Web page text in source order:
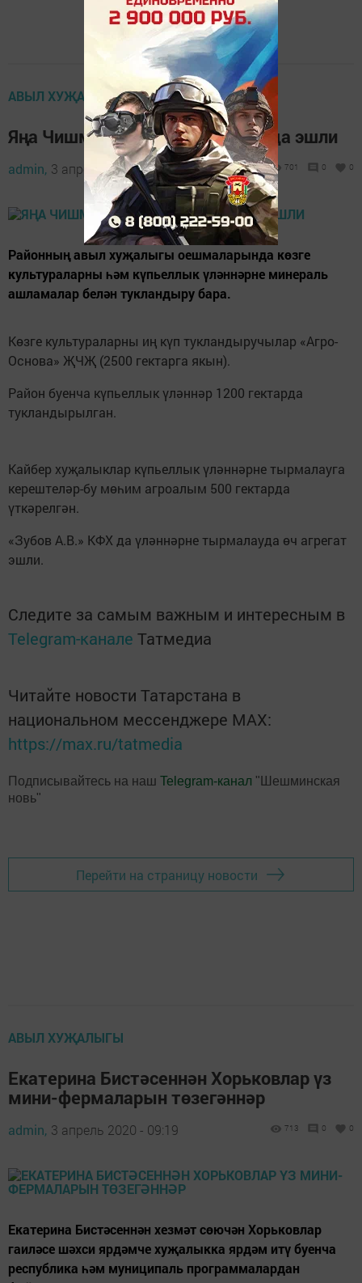
АВЫЛ ХУҖАЛЫГЫ
Яңа Чишмә игенчеләре басуларда эшли
admin, 3 апрель 2020 - 10:32 701 0 0
Районның авыл хуҗалыгы оешмаларында көзге
культураларны һәм күпьеллык үләннәрне минераль
ашламалар белән тукландыру бара.
Көзге культураларны иң күп тукландыручылар «Агро-
Основа» ҖЧҖ (2500 гектарга якын).
Район буенча күпьеллык үләннәр 1200 гектарда
тукландырылган.
Кайбер хуҗалыклар күпьеллык үләннәрне тырмалауга
керештеләр-бу мөһим агроалым 500 гектарда
үткәрелгән.
«Зубов А.В.» КФХ да үләннәрне тырмалауда өч агрегат
эшли.
Следите за самым важным и интересным в
Telegram-канале Татмедиа
Читайте новости Татарстана в
национальном мессенджере MАХ:
https://max.ru/tatmedia
Подписывайтесь на наш Telegram-канал "Шешминская
новь"
Перейти на страницу новости
АВЫЛ ХУҖАЛЫГЫ
Екатерина Бистәсеннән Хорьковлар үз
мини-фермаларын төзегәннәр
admin, 3 апрель 2020 - 09:19 713 0 0
Екатерина Бистәсеннән хезмәт сөючән Хорьковлар
гаиләсе шәхси ярдәмче хуҗалыкка ярдәм итү буенча
республика һәм муниципаль программалардан